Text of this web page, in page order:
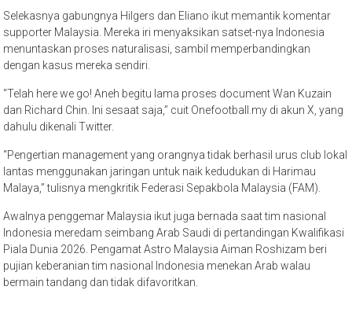
Selekasnya gabungnya Hilgers dan Eliano ikut memantik komentar
supporter Malaysia. Mereka iri menyaksikan satset-nya Indonesia
menuntaskan proses naturalisasi, sambil memperbandingkan
dengan kasus mereka sendiri.
“Telah here we go! Aneh begitu lama proses document Wan Kuzain
dan Richard Chin. Ini sesaat saja,” cuit Onefootball.my di akun X, yang
dahulu dikenali Twitter.
“Pengertian management yang orangnya tidak berhasil urus club lokal
lantas menggunakan jaringan untuk naik kedudukan di Harimau
Malaya,” tulisnya mengkritik Federasi Sepakbola Malaysia (FAM).
Awalnya penggemar Malaysia ikut juga bernada saat tim nasional
Indonesia meredam seimbang Arab Saudi di pertandingan Kwalifikasi
Piala Dunia 2026. Pengamat Astro Malaysia Aiman Roshizam beri
pujian keberanian tim nasional Indonesia menekan Arab walau
bermain tandang dan tidak difavoritkan.